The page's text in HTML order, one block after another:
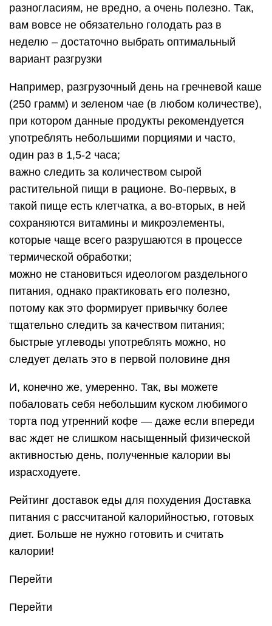
разногласиям, не вредно, а очень полезно. Так,
вам вовсе не обязательно голодать раз в
неделю – достаточно выбрать оптимальный
вариант разгрузки
Например, разгрузочный день на гречневой каше
(250 грамм) и зеленом чае (в любом количестве),
при котором данные продукты рекомендуется
употреблять небольшими порциями и часто,
один раз в 1,5-2 часа;
важно следить за количеством сырой
растительной пищи в рационе. Во-первых, в
такой пище есть клетчатка, а во-вторых, в ней
сохраняются витамины и микроэлементы,
которые чаще всего разрушаются в процессе
термической обработки;
можно не становиться идеологом раздельного
питания, однако практиковать его полезно,
потому как это формирует привычку более
тщательно следить за качеством питания;
быстрые углеводы употреблять можно, но
следует делать это в первой половине дня
И, конечно же, умеренно. Так, вы можете
побаловать себя небольшим куском любимого
торта под утренний кофе — даже если впереди
вас ждет не слишком насыщенный физической
активностью день, полученные калории вы
израсходуете.
Рейтинг доставок еды для похудения Доставка
питания с рассчитаной калорийностью, готовых
диет. Больше не нужно готовить и считать
калории!
Перейти
Перейти